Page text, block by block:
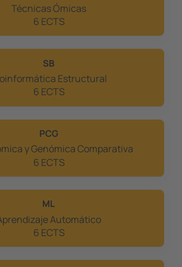
Técnicas Ómicas
6 ECTS
SB
Estructural
6 ECTS
PCG
y Genómica Comparativa
6 ECTS
ML
Automático
6 ECTS